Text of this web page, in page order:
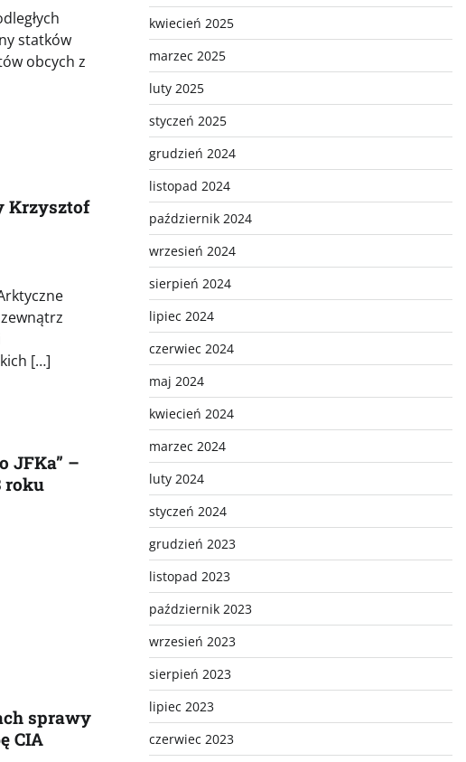
statków
obcych z
Krzysztof
[…]
JFKa” –
roku
sprawy
CIA
kwiecień 2025
marzec 2025
luty 2025
styczeń 2025
grudzień 2024
listopad 2024
październik 2024
wrzesień 2024
sierpień 2024
lipiec 2024
czerwiec 2024
maj 2024
kwiecień 2024
marzec 2024
luty 2024
styczeń 2024
grudzień 2023
listopad 2023
październik 2023
wrzesień 2023
sierpień 2023
lipiec 2023
czerwiec 2023